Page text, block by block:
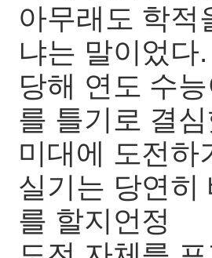
아무래도 학적
냐는 말이었다.
당해 연도 수
를 틀기로 결
미대에 도전하
실기는 당연히
를 할지언정